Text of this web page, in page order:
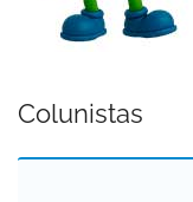
Colunistas